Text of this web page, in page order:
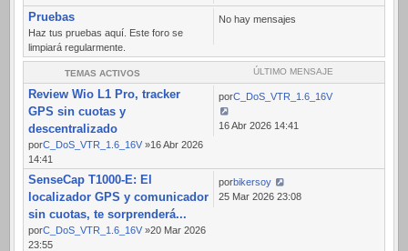
último
mensaje
Pruebas
Haz tus pruebas aquí. Este foro se
limpiará regularmente.
No hay mensajes
TEMAS ACTIVOS ÚLTIMO MENSAJE
Review Wio L1 Pro, tracker
GPS sin cuotas y
descentralizado
porC_DoS_VTR_1.6_16V »16 Abr 2026
14:41
porC_DoS_VTR_1.6_16V
16 Abr 2026 14:41
SenseCap T1000-E: El
localizador GPS y comunicador
sin cuotas, te sorprenderá...
porC_DoS_VTR_1.6_16V »20 Mar 2026
23:55
porbikersoy
25 Mar 2026 23:08